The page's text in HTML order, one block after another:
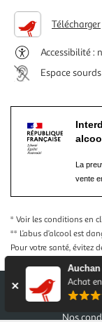
Achat
Télécharger
Accessibilité :
Espace
La
vente
* Voir les conditions en
** L’abus d’alcool est
Pour votre santé, évitez
Nos